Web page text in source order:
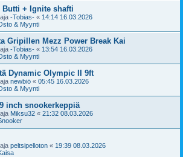
Butti + Ignite shafti
-Tobias- « 14:14 16.03.2026
& Myynti
Gripillen Mezz Power Break Kai
-Tobias- « 13:54 16.03.2026
& Myynti
Dynamic Olympic II 9ft
newbiö « 05:45 16.03.2026
& Myynti
inch snookerkeppiä
Miksu32 « 21:32 08.03.2026
peltsipelloton « 19:39 08.03.2026